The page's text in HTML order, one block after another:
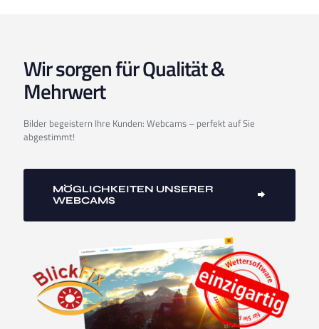
Wir sorgen für Qualität &
Mehrwert
Bilder begeistern Ihre Kunden: Webcams – perfekt auf Sie
abgestimmt!
MÖGLICHKEITEN UNSERER
WEBCAMS